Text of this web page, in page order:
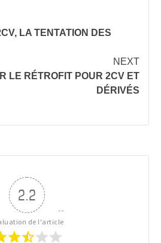
LA TENTATION DES
NEXT
LE RÉTROFIT POUR 2CV ET
DÉRIVÉS
2.2
de l'article